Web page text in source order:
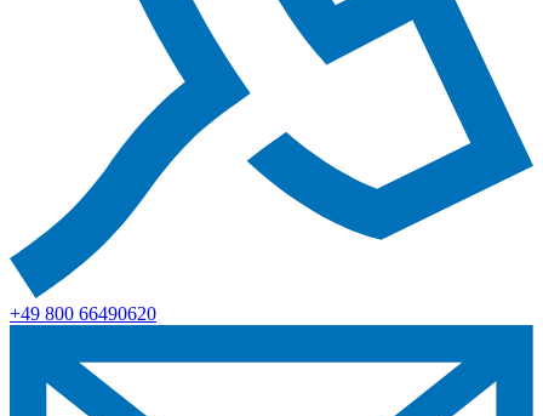
+49 800 66490620